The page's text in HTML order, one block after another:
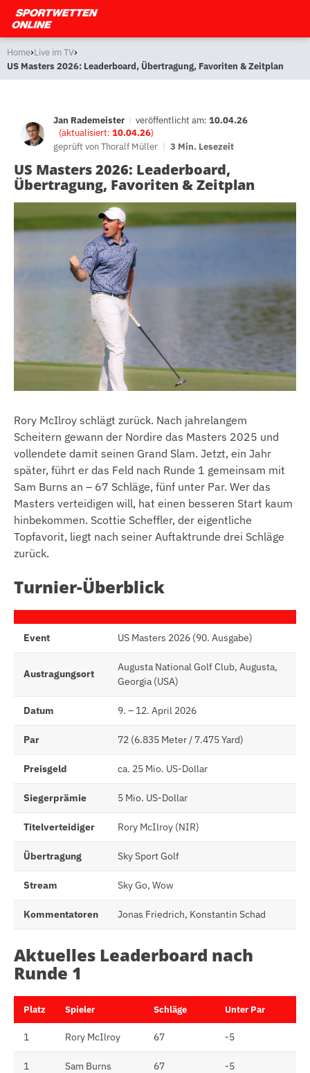
Home›Live im TV›
US Masters 2026: Leaderboard, Übertragung, Favoriten & Zeitplan
Jan Rademeister | veröffentlicht am: 10.04.26
(aktualisiert: 10.04.26)
geprüft vonThoralf Müller | 3 Min. Lesezeit
US Masters 2026: Leaderboard,
Übertragung, Favoriten & Zeitplan
Rory McIlroy schlägt zurück. Nach jahrelangem
Scheitern gewann der Nordire das Masters 2025 und
vollendete damit seinen Grand Slam. Jetzt, ein Jahr
später, führt er das Feld nach Runde 1 gemeinsam mit
Sam Burns an – 67 Schläge, fünf unter Par. Wer das
Masters verteidigen will, hat einen besseren Start kaum
hinbekommen. Scottie Scheffler, der eigentliche
Topfavorit, liegt nach seiner Auftaktrunde drei Schläge
zurück.
Turnier-Überblick
Event US Masters 2026 (90. Ausgabe)
Austragungsort
Augusta National Golf Club, Augusta,
Georgia (USA)
Datum 9. – 12. April 2026
Par 72 (6.835 Meter / 7.475 Yard)
Preisgeld ca. 25 Mio. US-Dollar
Siegerprämie 5 Mio. US-Dollar
Titelverteidiger Rory McIlroy (NIR)
Übertragung Sky Sport Golf
Stream Sky Go, Wow
Kommentatoren Jonas Friedrich, Konstantin Schad
Aktuelles Leaderboard nach
Runde 1
Platz Spieler Schläge Unter Par
1 Rory McIlroy 67 -5
1 Sam Burns 67 -5